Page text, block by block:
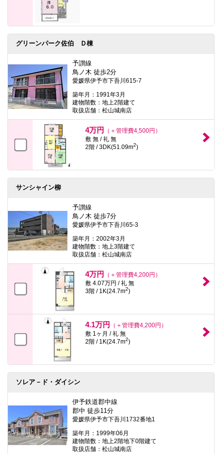
グリーンパーク佐伯 Ｄ棟
予讃線
鳥ノ木 徒歩2分
愛媛県伊予市下吾川615-7
築年月：1991年3月
建物階数：地上2階建て
取扱店舗：松山城南店
4万円
（＋管理費4,500円）
敷 無 / 礼 無
2階 / 3DK(51.09m2)
サンシャイン柳
予讃線
鳥ノ木 徒歩7分
愛媛県伊予市下吾川65-3
築年月：2002年3月
建物階数：地上3階建て
取扱店舗：松山城南店
4万円
（＋管理費4,200円）
敷 4.07万円 / 礼 無
3階 / 1K(24.7m2)
4.1万円
（＋管理費4,200円）
敷 1ヶ月 / 礼 無
2階 / 1K(24.7m2)
ソレア－ド・ダイシン
伊予鉄道郡中線
郡中 徒歩11分
愛媛県伊予市下吾川1732番地1
築年月：1999年06月
建物階数：地上2階地下0階建て
取扱店舗：松山城南店